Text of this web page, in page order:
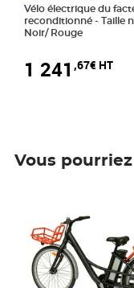
Vélo électrique du
reconditionné - Taille normale -
Noir/ Rouge
1 241 ,67€ HT
Vous